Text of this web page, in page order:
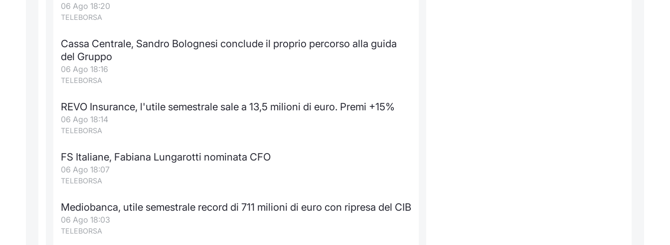
06 Ago 18:20
TELEBORSA
Cassa Centrale, Sandro Bolognesi conclude il proprio percorso alla guida
del Gruppo
06 Ago 18:16
TELEBORSA
REVO Insurance, l'utile semestrale sale a 13,5 milioni di euro. Premi +15%
06 Ago 18:14
TELEBORSA
FS Italiane, Fabiana Lungarotti nominata CFO
06 Ago 18:07
TELEBORSA
Mediobanca, utile semestrale record di 711 milioni di euro con ripresa del CIB
06 Ago 18:03
TELEBORSA